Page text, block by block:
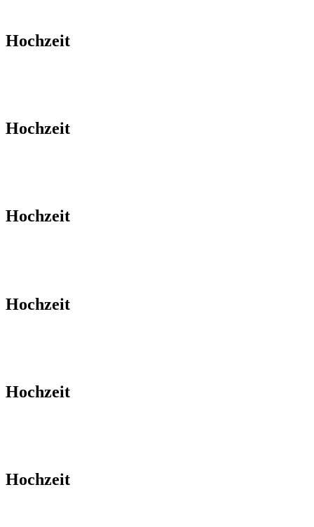
Hochzeit
Hochzeit
Hochzeit
Hochzeit
Hochzeit
Hochzeit